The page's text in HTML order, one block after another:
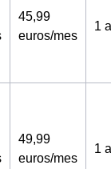
45,99
euros/mes
1
49,99
euros/mes
1